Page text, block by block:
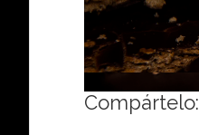
Compártelo: